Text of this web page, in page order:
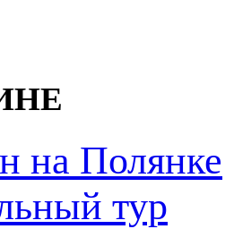
на Полянке
тур